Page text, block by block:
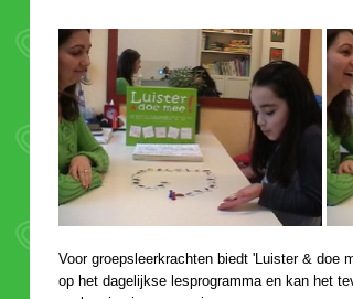
Voor groepsleerkrachten biedt 'Luister & doe
op het dagelijkse lesprogramma en kan het